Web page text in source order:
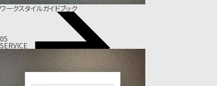
ワークスタイルガイドブック
05
SERVICE